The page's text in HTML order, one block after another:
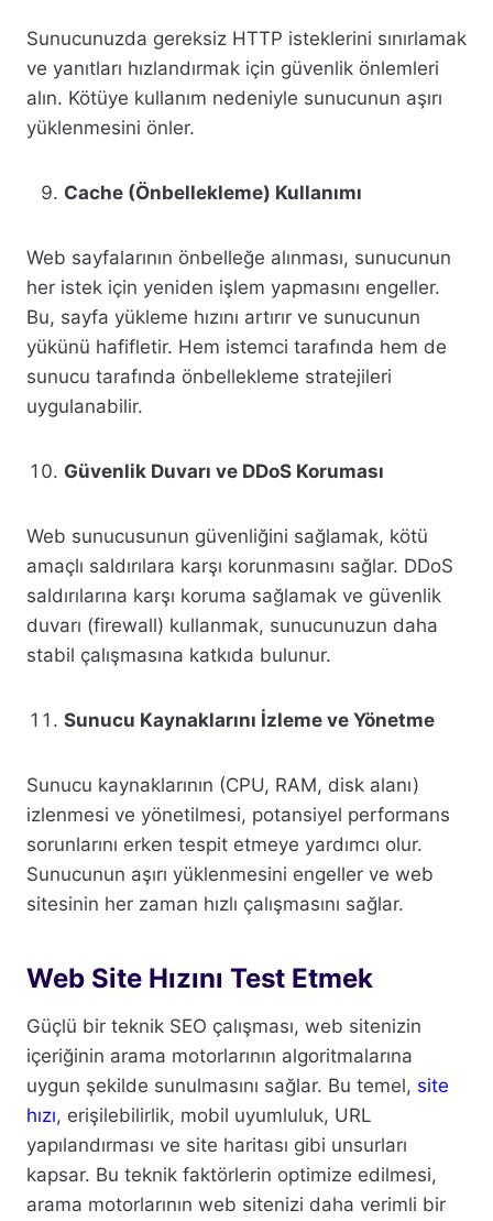
Sunucunuzda gereksiz HTTP isteklerini sınırlamak
ve yanıtları hızlandırmak için güvenlik önlemleri
alın. Kötüye kullanım nedeniyle sunucunun aşırı
yüklenmesini önler.
Cache (Önbellekleme) Kullanımı
Web sayfalarının önbelleğe alınması, sunucunun
her istek için yeniden işlem yapmasını engeller.
Bu, sayfa yükleme hızını artırır ve sunucunun
yükünü hafifletir. Hem istemci tarafında hem de
sunucu tarafında önbellekleme stratejileri
uygulanabilir.
Güvenlik Duvarı ve DDoS Koruması
Web sunucusunun güvenliğini sağlamak, kötü
amaçlı saldırılara karşı korunmasını sağlar. DDoS
saldırılarına karşı koruma sağlamak ve güvenlik
duvarı (firewall) kullanmak, sunucunuzun daha
stabil çalışmasına katkıda bulunur.
Sunucu Kaynaklarını İzleme ve Yönetme
Sunucu kaynaklarının (CPU, RAM, disk alanı)
izlenmesi ve yönetilmesi, potansiyel performans
sorunlarını erken tespit etmeye yardımcı olur.
Sunucunun aşırı yüklenmesini engeller ve web
sitesinin her zaman hızlı çalışmasını sağlar.
Web Site Hızını Test Etmek
Güçlü bir teknik SEO çalışması, web sitenizin
içeriğinin arama motorlarının algoritmalarına
uygun şekilde sunulmasını sağlar. Bu temel, site
hızı, erişilebilirlik, mobil uyumluluk, URL
yapılandırması ve site haritası gibi unsurları
kapsar. Bu teknik faktörlerin optimize edilmesi,
arama motorlarının web sitenizi daha verimli bir